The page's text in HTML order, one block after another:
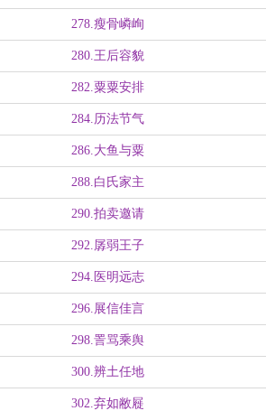
278.瘦骨嶙峋
280.王后容貌
282.粟粟安排
284.历法节气
286.大鱼与粟
288.白氏家主
290.拍卖邀请
292.孱弱王子
294.医明远志
296.展信佳言
298.詈骂乘舆
300.辨土任地
302.弃如敝屣